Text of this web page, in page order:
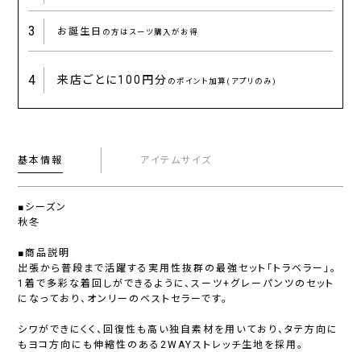
3 お誕生日 の方はスーツ購入がお得
4 来店ごとに100円分 のポイント加算(アプリのみ)
基本情報 アイテムサイズ
■シーズン
秋冬
■商品説明
出張から普段まで活躍する実用性抜群の最強セット「トラベラー」。
1着で多彩な着回しができるように、スーツ+グレーパンツのセット
になっており、オンリーのベストセラーです。
シワができにくく、回復性も高い独自素材を用いており、タテ方向に
もヨコ方向にも伸縮性のある2WAYストレッチ生地を採用。